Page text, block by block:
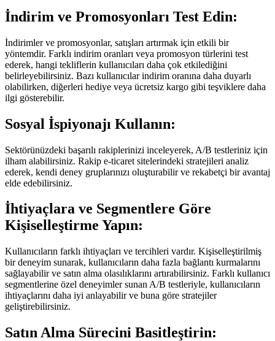
İndirim ve Promosyonları Test Edin:
İndirimler ve promosyonlar, satışları artırmak için etkili bir
yöntemdir. Farklı indirim oranları veya promosyon türlerini test
ederek, hangi tekliflerin kullanıcıları daha çok etkilediğini
belirleyebilirsiniz. Bazı kullanıcılar indirim oranına daha duyarlı
olabilirken, diğerleri hediye veya ücretsiz kargo gibi teşviklere daha
ilgi gösterebilir.
Sosyal İspiyonajı Kullanın:
Sektörünüzdeki başarılı rakiplerinizi inceleyerek, A/B testleriniz için
ilham alabilirsiniz. Rakip e-ticaret sitelerindeki stratejileri analiz
ederek, kendi deney gruplarınızı oluşturabilir ve rekabetçi bir avantaj
elde edebilirsiniz.
İhtiyaçlara ve Segmentlere Göre
Kişiselleştirme Yapın:
Kullanıcıların farklı ihtiyaçları ve tercihleri vardır. Kişiselleştirilmiş
bir deneyim sunarak, kullanıcıların daha fazla bağlantı kurmalarını
sağlayabilir ve satın alma olasılıklarını artırabilirsiniz. Farklı kullanıcı
segmentlerine özel deneyimler sunan A/B testleriyle, kullanıcıların
ihtiyaçlarını daha iyi anlayabilir ve buna göre stratejiler
geliştirebilirsiniz.
Satın Alma Sürecini Basitleştirin: